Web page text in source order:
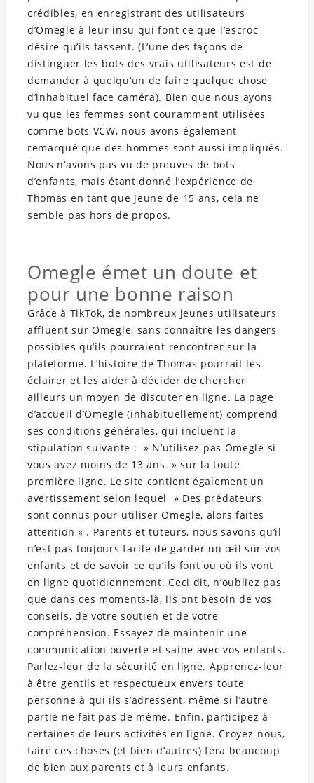
crédibles, en enregistrant des utilisateurs
d’Omegle à leur insu qui font ce que l’escroc
désire qu’ils fassent. (L’une des façons de
distinguer les bots des vrais utilisateurs est de
demander à quelqu’un de faire quelque chose
d’inhabituel face caméra). Bien que nous ayons
vu que les femmes sont couramment utilisées
comme bots VCW, nous avons également
remarqué que des hommes sont aussi impliqués.
Nous n’avons pas vu de preuves de bots
d’enfants, mais étant donné l’expérience de
Thomas en tant que jeune de 15 ans, cela ne
semble pas hors de propos.
Omegle émet un doute et
pour une bonne raison
Grâce à TikTok, de nombreux jeunes utilisateurs
affluent sur Omegle, sans connaître les dangers
possibles qu’ils pourraient rencontrer sur la
plateforme. L’histoire de Thomas pourrait les
éclairer et les aider à décider de chercher
ailleurs un moyen de discuter en ligne. La page
d’accueil d’Omegle (inhabituellement) comprend
ses conditions générales, qui incluent la
stipulation suivante : » N’utilisez pas Omegle si
vous avez moins de 13 ans » sur la toute
première ligne. Le site contient également un
avertissement selon lequel » Des prédateurs
sont connus pour utiliser Omegle, alors faites
attention « . Parents et tuteurs, nous savons qu’il
n’est pas toujours facile de garder un œil sur vos
enfants et de savoir ce qu’ils font ou où ils vont
en ligne quotidiennement. Ceci dit, n’oubliez pas
que dans ces moments-là, ils ont besoin de vos
conseils, de votre soutien et de votre
compréhension. Essayez de maintenir une
communication ouverte et saine avec vos enfants.
Parlez-leur de la sécurité en ligne. Apprenez-leur
à être gentils et respectueux envers toute
personne à qui ils s’adressent, même si l’autre
partie ne fait pas de même. Enfin, participez à
certaines de leurs activités en ligne. Croyez-nous,
faire ces choses (et bien d’autres) fera beaucoup
de bien aux parents et à leurs enfants.